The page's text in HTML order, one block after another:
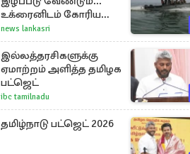
உக்ரைனிடம் கோரிய
ஈரான்
news lankasri
இல்லத்தரசிகளுக்கு
ஏமாற்றம் அளித்த தமிழக
பட்ஜெட்
ibc tamilnadu
தமிழ்நாடு பட்ஜெட் 2026